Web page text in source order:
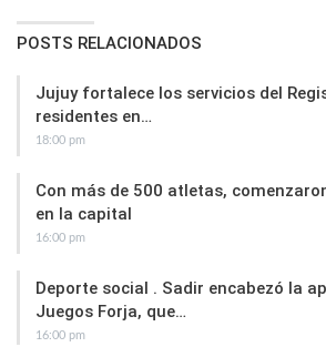
POSTS RELACIONADOS
Jujuy fortalece los servicios del
residentes en…
18:00 pm
Con más de 500 atletas,
en la capital
16:00 pm
Deporte social . Sadir encabezó la
Juegos Forja, que…
16:00 pm